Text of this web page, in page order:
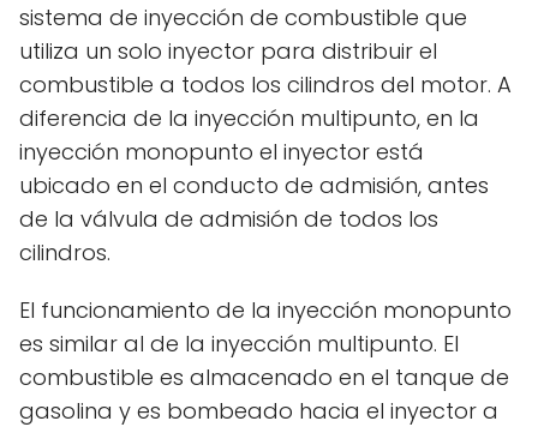
sistema de inyección de combustible que
utiliza un solo inyector para distribuir el
combustible a todos los cilindros del motor. A
diferencia de la inyección multipunto, en la
inyección monopunto el inyector está
ubicado en el conducto de admisión, antes
de la válvula de admisión de todos los
cilindros.
El funcionamiento de la inyección monopunto
es similar al de la inyección multipunto. El
combustible es almacenado en el tanque de
gasolina y es bombeado hacia el inyector a